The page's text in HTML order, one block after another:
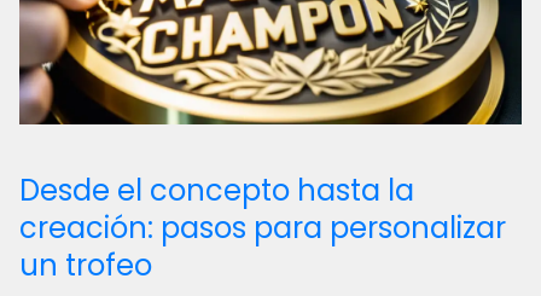
Desde el concepto hasta la
creación: pasos para personalizar
un trofeo